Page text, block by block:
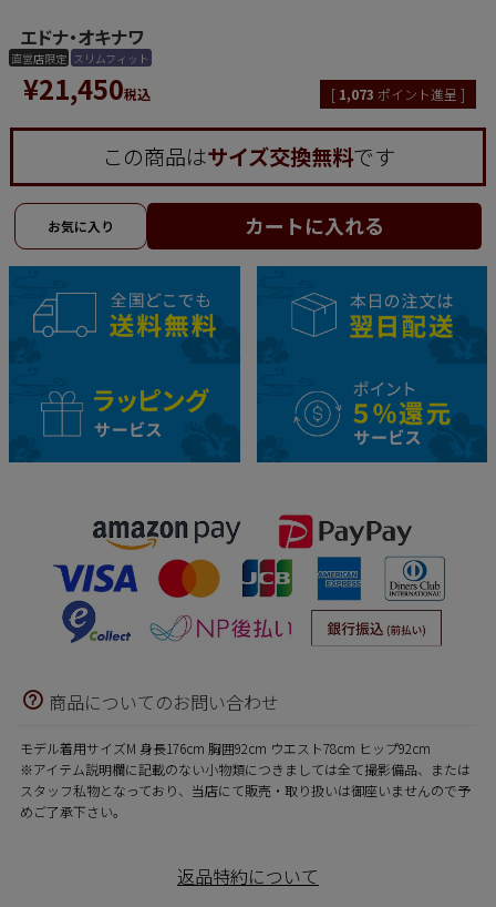
エドナ・オキナワ
直営店限定 スリムフィット
¥21,450税込 [ 1,073 ポイント進呈 ]
この商品はサイズ交換無料です
カートに入れる
商品についてのお問い合わせ
モデル着用サイズM 身長176cm 胸囲92cm ウエスト78cm ヒップ92cm
※アイテム説明欄に記載のない小物類につきましては全て撮影備品、または
スタッフ私物となっており、当店にて販売・取り扱いは御座いませんので予
めご了承下さい。
返品特約について